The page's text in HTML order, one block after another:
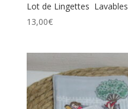
Lot de Lingettes Lavables
13,00€